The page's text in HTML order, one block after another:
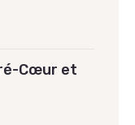
Cœur et